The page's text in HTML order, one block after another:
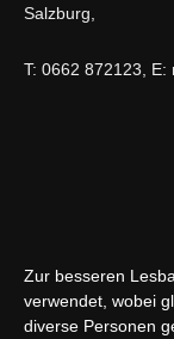
Salzburg,
T: 0662 872123, E:
Zur besseren
verwendet, wobei
diverse Personen